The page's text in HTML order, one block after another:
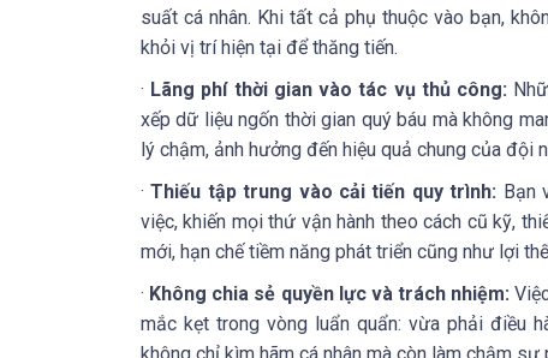
suất cá nhân. Khi tất cả phụ thuộc vào bạn,
khỏi vị trí hiện tại để thăng tiến.
· Lãng phí thời gian vào tác vụ thủ công:
xếp dữ liệu ngốn thời gian quý báu mà không
lý chậm, ảnh hưởng đến hiệu quả chung của đội
·Thiếu tập trung vào cải tiến quy trình: Bạn
việc, khiến mọi thứ vận hành theo cách cũ kỹ,
mới, hạn chế tiềm năng phát triển cũng như lợi
· Không chia sẻ quyền lực và trách nhiệm:
mắc kẹt trong vòng luẩn quẩn: vừa phải điều